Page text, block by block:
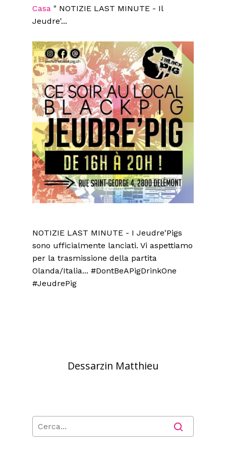
Casa " NOTIZIE LAST MINUTE - Il
Jeudre'...
NOTIZIE LAST MINUTE - I Jeudre'Pigs
sono ufficialmente lanciati. Vi aspettiamo
per la trasmissione della partita
Olanda/Italia... #DontBeAPigDrinkOne
#JeudrePig
Dessarzin Matthieu